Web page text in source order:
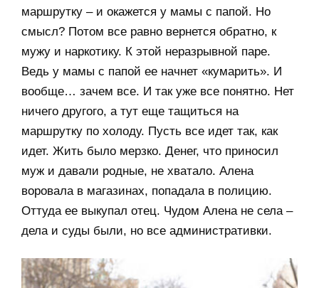
маршрутку – и окажется у мамы с папой. Но
смысл? Потом все равно вернется обратно, к
мужу и наркотику. К этой неразрывной паре.
Ведь у мамы с папой ее начнет «кумарить». И
вообще… зачем все. И так уже все понятно. Нет
ничего другого, а тут еще тащиться на
маршрутку по холоду. Пусть все идет так, как
идет. Жить было мерзко. Денег, что приносил
муж и давали родные, не хватало. Алена
воровала в магазинах, попадала в полицию.
Оттуда ее выкупал отец. Чудом Алена не села –
дела и суды были, но все административки.